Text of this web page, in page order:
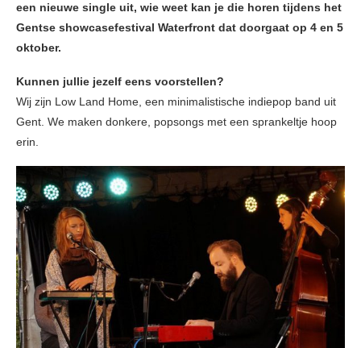
een nieuwe single uit, wie weet kan je die horen tijdens het
Gentse showcasefestival Waterfront dat doorgaat op 4 en 5
oktober.
Kunnen jullie jezelf eens voorstellen?
Wij zijn Low Land Home, een minimalistische indiepop band uit
Gent. We maken donkere, popsongs met een sprankeltje hoop
erin.